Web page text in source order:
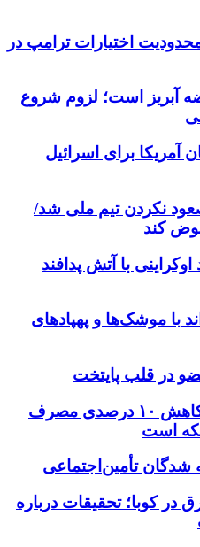
اختیارات ترامپ در
آبریز است؛ لزوم شروع
برای اسرائیل
نکردن تیم ملی شد/
کند
۴۸۳۰ پهپاد اوکراینی با آتش پدافند
با موشک‌ها و پهپادهای
در قلب پایتخت
مدیرعامل برق تهران: کاهش ۱۰ درصدی مصرف
است
کوبا؛ تحقیقات درباره